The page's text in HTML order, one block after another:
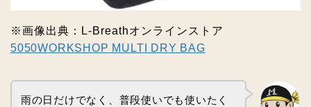
※画像出典：L‐Breathオンラインストア
5050WORKSHOP MULTI DRY BAG
雨の日だけでなく、普段使いでも使いたく